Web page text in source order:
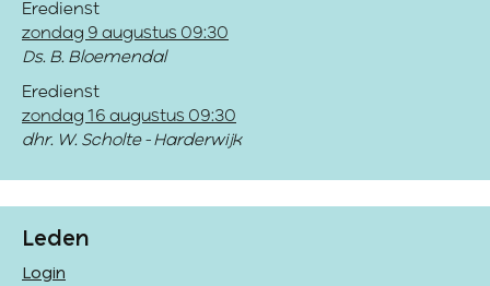
Eredienst
zondag 9 augustus 09:30
Ds. B. Bloemendal
Eredienst
zondag 16 augustus 09:30
dhr. W. Scholte - Harderwijk
Leden
Login